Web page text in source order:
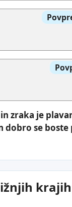
zraka je
se
krajih